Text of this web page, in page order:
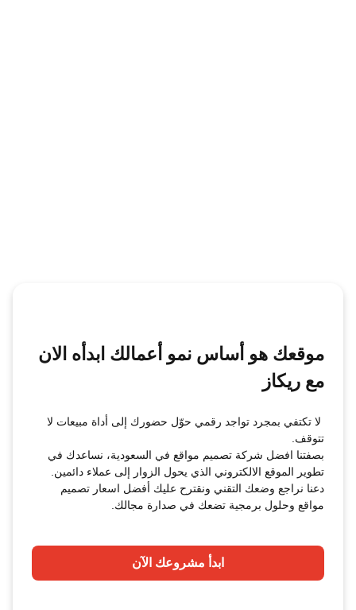
موقعك هو أساس نمو أعمالك ابدأه الان
مع ريكاز
لا تكتفي بمجرد تواجد رقمي حوّل حضورك إلى أداة مبيعات لا
تتوقف.
بصفتنا افضل شركة تصميم مواقع في السعودية، نساعدك في
تطوير الموقع الالكتروني الذي يحول الزوار إلى عملاء دائمين.
دعنا نراجع وضعك التقني ونقترح عليك أفضل اسعار تصميم
مواقع وحلول برمجية تضعك في صدارة مجالك.
ابدأ مشروعك الآن